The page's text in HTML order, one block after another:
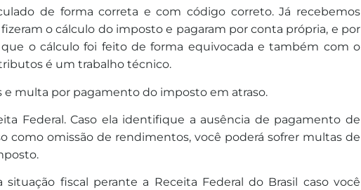
de forma correta e com código correto. Já recebemos
o cálculo do imposto e pagaram por conta própria, e por
o cálculo foi feito de forma equivocada e também com o
é um trabalho técnico.
e multa por pagamento do imposto em atraso.
Federal. Caso ela identifique a ausência de pagamento de
como omissão de rendimentos, você poderá sofrer multas de
situação fiscal perante a Receita Federal do Brasil caso você